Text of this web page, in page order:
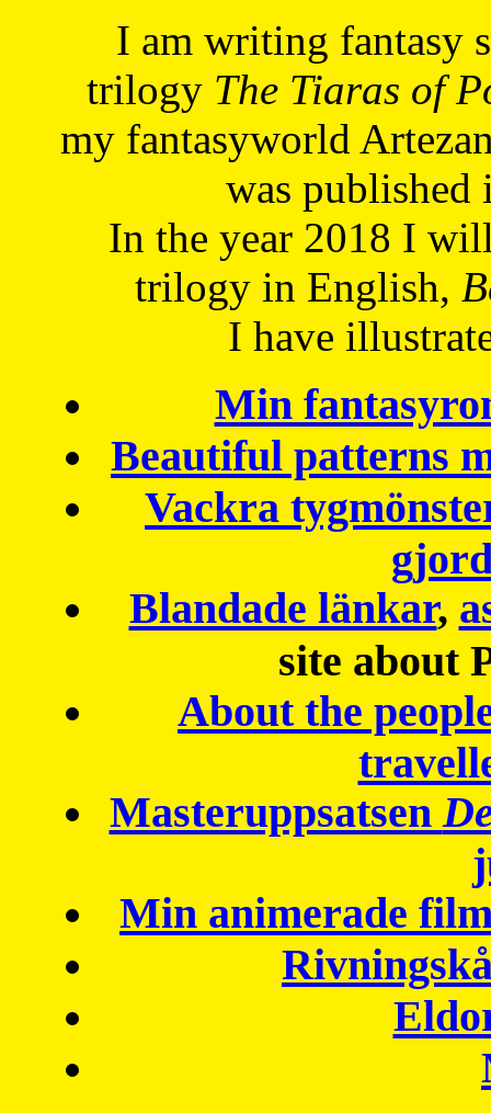
I am writing fantasy
trilogy The Tiaras of
my fantasyworld
was published
In the year 2018 I
trilogy in English,
I have
Min
Beautiful patterns
Vackra
Blandade länkar,
site about
About the
Masteruppsatsen
Min animerade